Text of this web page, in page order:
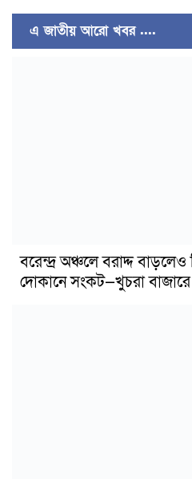
এ জাতীয় আরো খবর ....
বরেন্দ্র অঞ্চলে বরাদ্দ
দোকানে সংকট—খুচরা